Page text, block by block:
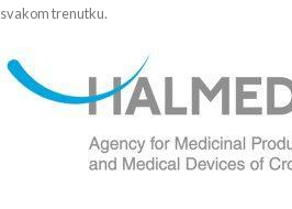
svakom trenutku.